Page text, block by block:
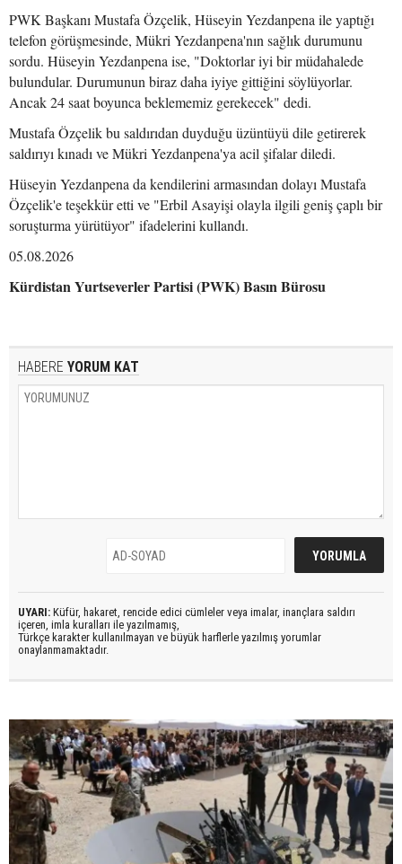
PWK Başkanı Mustafa Özçelik, Hüseyin Yezdanpena ile yaptığı
telefon görüşmesinde, Mükri Yezdanpena'nın sağlık durumunu
sordu. Hüseyin Yezdanpena ise, "Doktorlar iyi bir müdahalede
bulundular. Durumunun biraz daha iyiye gittiğini söylüyorlar.
Ancak 24 saat boyunca beklememiz gerekecek" dedi.
Mustafa Özçelik bu saldırıdan duyduğu üzüntüyü dile getirerek
saldırıyı kınadı ve Mükri Yezdanpena'ya acil şifalar diledi.
Hüseyin Yezdanpena da kendilerini armasından dolayı Mustafa
Özçelik'e teşekkür etti ve "Erbil Asayişi olayla ilgili geniş çaplı bir
soruşturma yürütüyor" ifadelerini kullandı.
05.08.2026
Kürdistan Yurtseverler Partisi (PWK) Basın Bürosu
HABERE YORUM KAT
UYARI: Küfür, hakaret, rencide edici cümleler veya imalar, inançlara saldırı
içeren, imla kuralları ile yazılmamış,
Türkçe karakter kullanılmayan ve büyük harflerle yazılmış yorumlar
onaylanmamaktadır.